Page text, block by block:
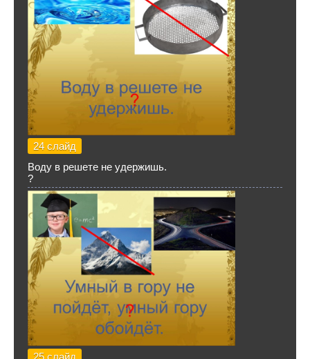
24 слайд
Воду в решете не удержишь.
?
25 слайд